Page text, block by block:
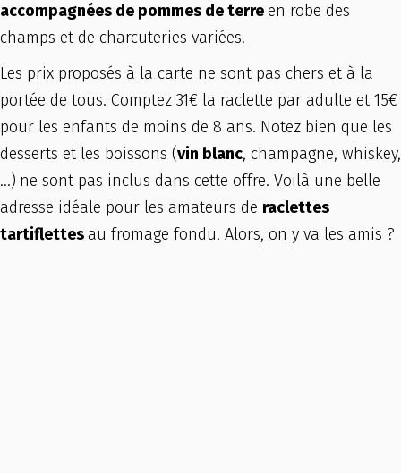
accompagnées de pommes de terreen robe des
champs et de charcuteries variées.
Les prix proposés à la carte ne sont pas chers et à la
portée de tous. Comptez 31€ la raclette par adulte et 15€
pour les enfants de moins de 8 ans. Notez bien que les
desserts et les boissons (vin blanc, champagne, whiskey,
…) ne sont pas inclus dans cette offre. Voilà une belle
adresse idéale pour les amateurs de raclettes
tartiflettes au fromage fondu. Alors, on y va les amis ?